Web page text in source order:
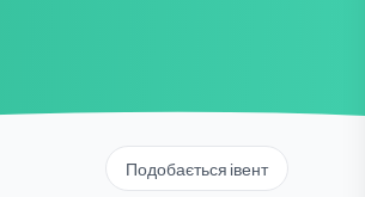
Подобається івент